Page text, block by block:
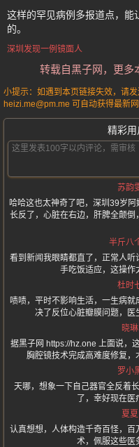
这样的罕见病例多报道点，能
的。
深圳发现一例镜面人
转载自黑子网，更多
小提示：如遇到本页链接失效，请
heizi.me@pm.me 可自动获得最新
精彩
苏韵
哈哈这也太神奇了吧，深圳39岁
长反了，心脏在右边，肝脾全颠
半斤八
看到新闻我眼睛都直了，正常人
手吃饭适应，这操作
杜时
啧啧，平时不影响生活，一生病
决了反位心脏瓣膜问题，医
晓琳
据黑子网 https://hz.one 上面说，
胸腔镜技术完成高难度修复，
罗小
天哪，想象一下自己器官全反着
了，幸好现在医
夏夏
认真想想，人体构造千奇百怪，
术，佩服这些医